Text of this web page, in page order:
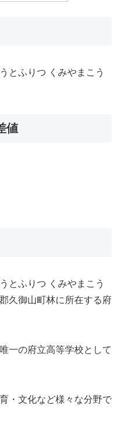
うとふりつ くみやまこう
値
うとふりつ くみやまこう
久御山町林に所在する府
一の府立高等学校として
・文化など様々な分野で